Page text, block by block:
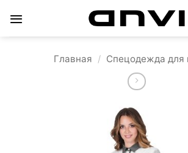
content
Главная / Спецодежда для